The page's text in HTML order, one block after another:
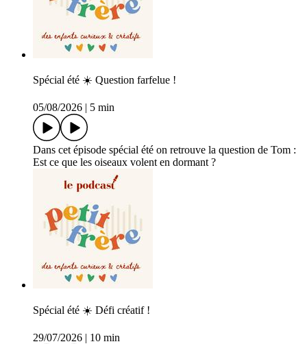
Spécial été ☀️ Question farfelue !
05/08/2026 | 5 min
Dans cet épisode spécial été on retrouve la question de Tom :
Est ce que les oiseaux volent en dormant ?
Spécial été ☀️ Défi créatif !
29/07/2026 | 10 min